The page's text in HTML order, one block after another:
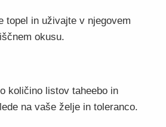
topel in uživajte v njegovem
okusu.
količino listov taheebo in
na vaše želje in toleranco.